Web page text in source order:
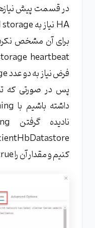
در قسمت پیش
برای آن مشخص
کنیم و مقدار آن را true قرار دهیم .